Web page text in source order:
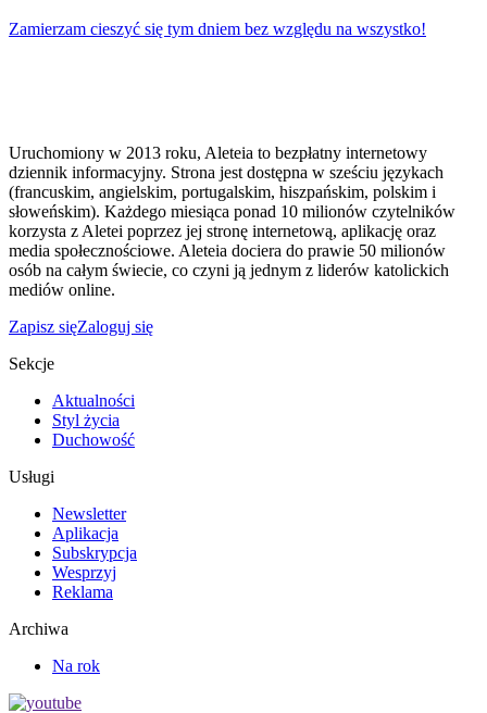
Zamierzam cieszyć się tym dniem bez względu na wszystko!
Uruchomiony w 2013 roku, Aleteia to bezpłatny internetowy
dziennik informacyjny. Strona jest dostępna w sześciu językach
(francuskim, angielskim, portugalskim, hiszpańskim, polskim i
słoweńskim). Każdego miesiąca ponad 10 milionów czytelników
korzysta z Aletei poprzez jej stronę internetową, aplikację oraz
media społecznościowe. Aleteia dociera do prawie 50 milionów
osób na całym świecie, co czyni ją jednym z liderów katolickich
mediów online.
Zapisz sięZaloguj się
Sekcje
Aktualności
Styl życia
Duchowość
Usługi
Newsletter
Aplikacja
Subskrypcja
Wesprzyj
Reklama
Archiwa
Na rok